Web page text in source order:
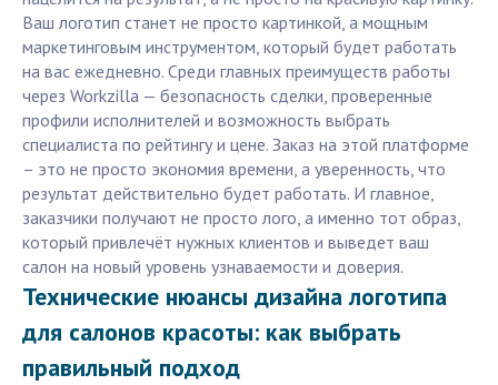
Ваш логотип станет не просто картинкой, а мощным
маркетинговым инструментом, который будет работать
на вас ежедневно. Среди главных преимуществ работы
через Workzilla — безопасность сделки, проверенные
профили исполнителей и возможность выбрать
специалиста по рейтингу и цене. Заказ на этой платформе
– это не просто экономия времени, а уверенность, что
результат действительно будет работать. И главное,
заказчики получают не просто лого, а именно тот образ,
который привлечёт нужных клиентов и выведет ваш
салон на новый уровень узнаваемости и доверия.
Технические нюансы дизайна логотипа
для салонов красоты: как выбрать
правильный подход